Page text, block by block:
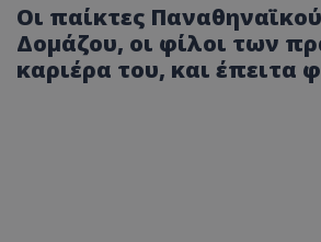
Οι παίκτες
Δομάζου, οι φίλοι των
καριέρα του, και έπειτα